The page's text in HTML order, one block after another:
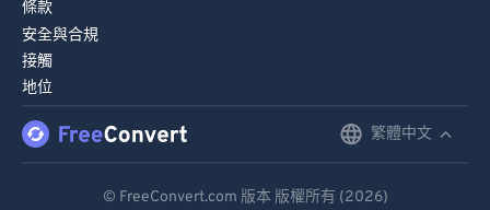
條款
安全與合規
接觸
地位
繁體中文
© FreeConvert.com 版本 版權所有 (2026)